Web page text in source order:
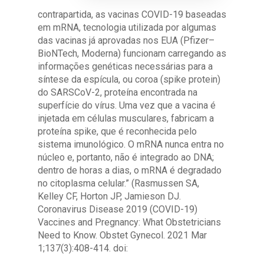
contrapartida, as vacinas COVID-19 baseadas
em mRNA, tecnologia utilizada por algumas
das vacinas já aprovadas nos EUA (Pfizer–
BioNTech, Moderna) funcionam carregando as
informações genéticas necessárias para a
síntese da espícula, ou coroa (spike protein)
do SARSCoV-2, proteína encontrada na
superfície do vírus. Uma vez que a vacina é
injetada em células musculares, fabricam a
proteína spike, que é reconhecida pelo
sistema imunológico. O mRNA nunca entra no
núcleo e, portanto, não é integrado ao DNA;
dentro de horas a dias, o mRNA é degradado
no citoplasma celular.” (Rasmussen SA,
Kelley CF, Horton JP, Jamieson DJ.
Coronavirus Disease 2019 (COVID-19)
Vaccines and Pregnancy: What Obstetricians
Need to Know. Obstet Gynecol. 2021 Mar
1;137(3):408-414. doi: